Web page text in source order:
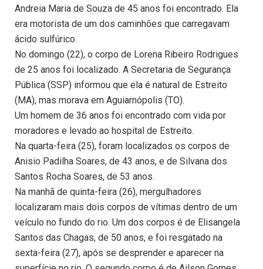
Andreia Maria de Souza de 45 anos foi encontrado. Ela
era motorista de um dos caminhões que carregavam
ácido sulfúrico.
No domingo (22), o corpo de Lorena Ribeiro Rodrigues
de 25 anos foi localizado. A Secretaria de Segurança
Pública (SSP) informou que ela é natural de Estreito
(MA), mas morava em Aguiarnópolis (TO).
Um homem de 36 anos foi encontrado com vida por
moradores e levado ao hospital de Estreito.
Na quarta-feira (25), foram localizados os corpos de
Anisio Padilha Soares, de 43 anos, e de Silvana dos
Santos Rocha Soares, de 53 anos.
Na manhã de quinta-feira (26), mergulhadores
localizaram mais dois corpos de vítimas dentro de um
veículo no fundo do rio. Um dos corpos é de Elisangela
Santos das Chagas, de 50 anos, e foi resgatado na
sexta-feira (27), após se desprender e aparecer na